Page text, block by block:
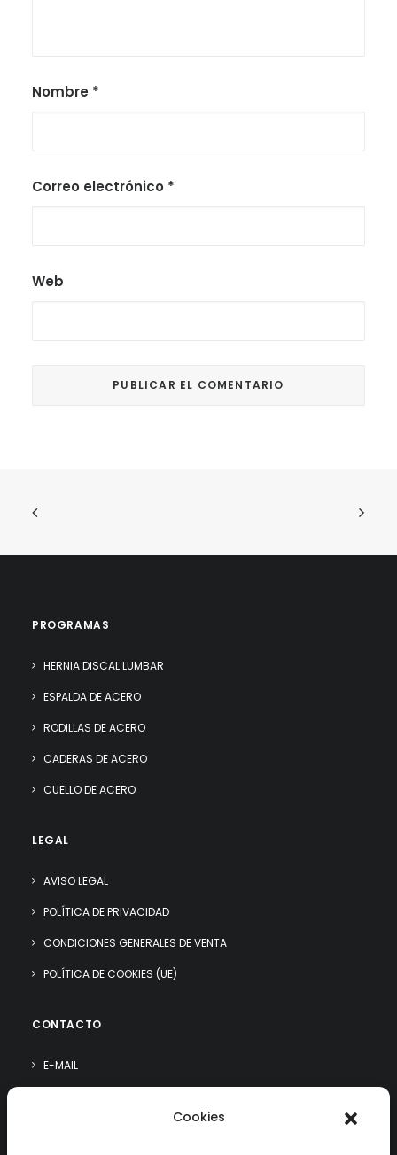
Cookies
Nombre *
Correo electrónico *
Web
PROGRAMAS
HERNIA DISCAL LUMBAR
ESPALDA DE ACERO
RODILLAS DE ACERO
CADERAS DE ACERO
CUELLO DE ACERO
LEGAL
AVISO LEGAL
POLÍTICA DE PRIVACIDAD
CONDICIONES GENERALES DE VENTA
POLÍTICA DE COOKIES (UE)
CONTACTO
E-MAIL